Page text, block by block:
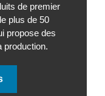
de premier
plus de 50
propose des
production.